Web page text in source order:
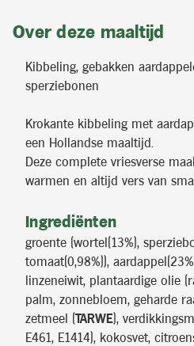
Over deze maaltijd
Kibbeling, gebakken
sperziebonen
Krokante kibbeling met
een Hollandse maaltijd.
Deze complete vriesverse
warmen en altijd vers van
Ingrediënten
groente (wortel(13%),
tomaat(0,98%)),
linzeneiwit, plantaardige olie
palm, zonnebloem, geharde
zetmeel ( TARWE),
E461, E1414), kokosvet,